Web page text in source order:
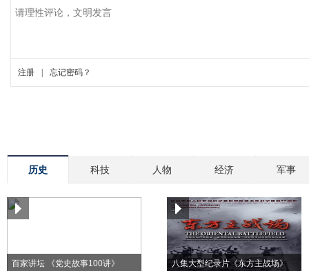
历史 科技 人物 经济 军事
百家讲坛 《党史故事100讲》 八集大型纪录片《东方主战场》